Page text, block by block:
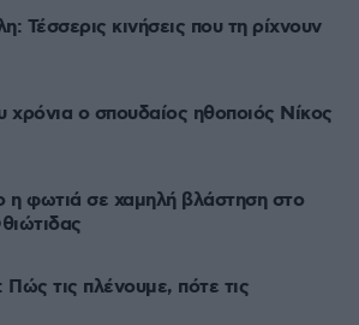
Τέσσερις κινήσεις που τη ρίχνουν
χρόνια ο σπουδαίος ηθοποιός Νίκος
η φωτιά σε χαμηλή βλάστηση στο
Πώς τις πλένουμε, πότε τις